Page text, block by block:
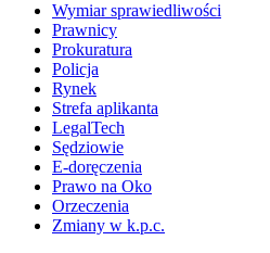
Wymiar sprawiedliwości
Prawnicy
Prokuratura
Policja
Rynek
Strefa aplikanta
LegalTech
Sędziowie
E-doręczenia
Prawo na Oko
Orzeczenia
Zmiany w k.p.c.